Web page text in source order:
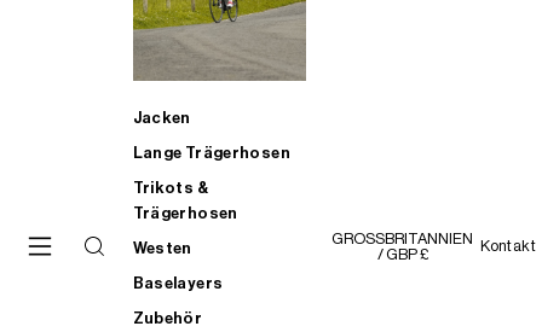
Jacken
Lange Trägerhosen
Trikots &
Trägerhosen
Westen
Baselayers
Zubehör
GROSSBRITANNIEN
/ GBP £
Kontakt